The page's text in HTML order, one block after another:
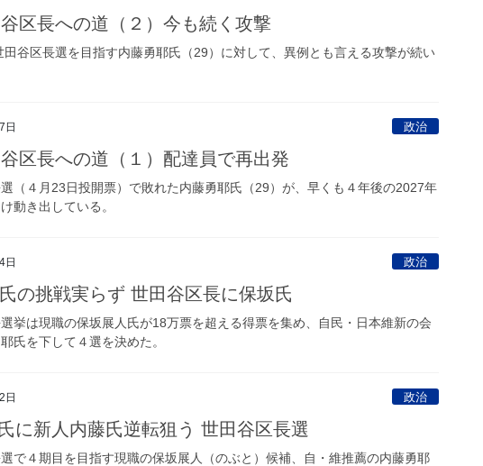
区長への道（２）今も続く攻撃
谷区長選を目指す内藤勇耶氏（29）に対して、異例とも言える攻撃が続い
日 政治
区長への道（１）配達員で再出発
（４月23日投開票）で敗れた内藤勇耶氏（29）が、早くも４年後の2027年
動き出している。
日 政治
の挑戦実らず 世田谷区長に保坂氏
挙は現職の保坂展人氏が18万票を超える得票を集め、自民・日本維新の会
氏を下して４選を決めた。
日 政治
に新人内藤氏逆転狙う 世田谷区長選
で４期目を目指す現職の保坂展人（のぶと）候補、自・維推薦の内藤勇耶